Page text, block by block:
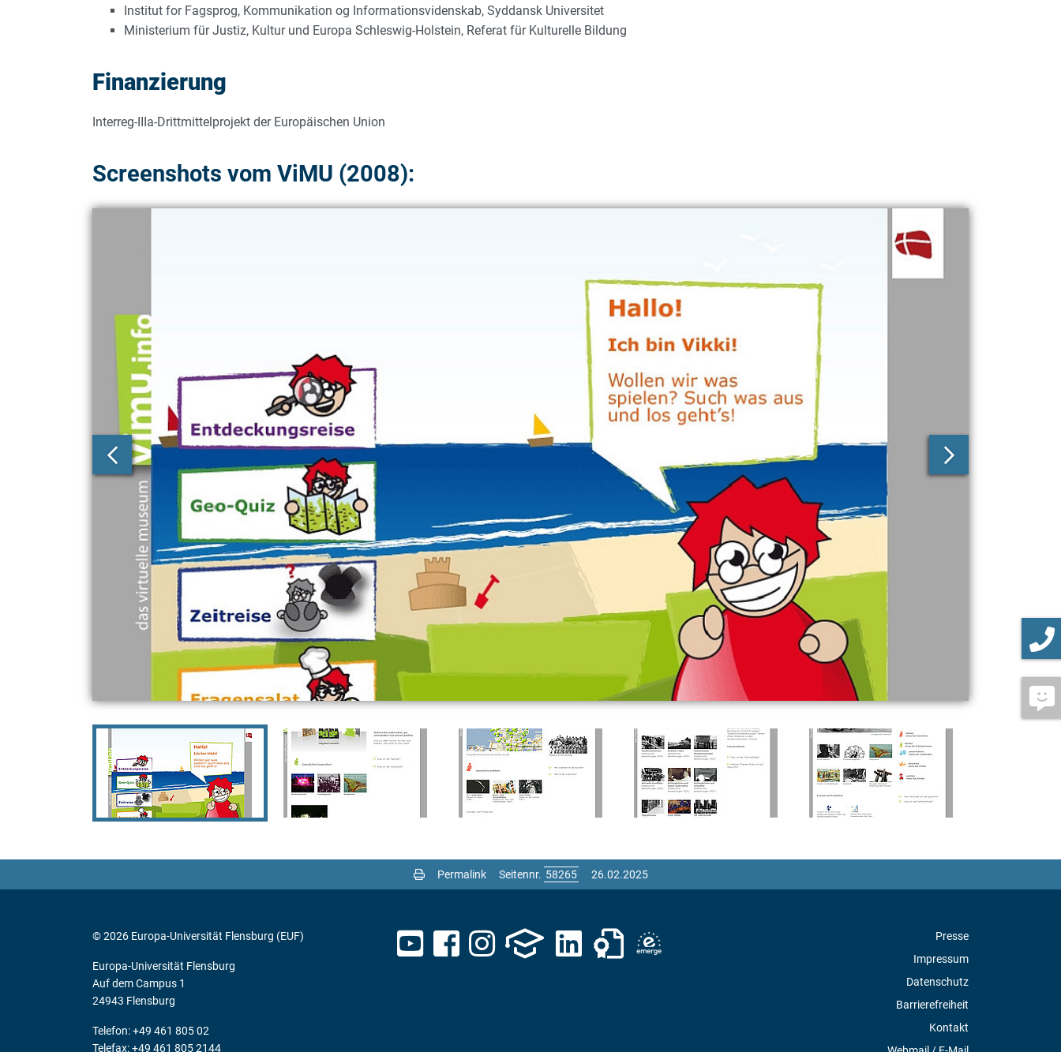
Institut for Fagsprog, Kommunikation og Informationsvidenskab, Syddansk Universitet
Ministerium für Justiz, Kultur und Europa Schleswig-Holstein, Referat für Kulturelle Bildung
Finanzierung
Interreg-IIIa-Drittmittelprojekt der Europäischen Union
Screenshots vom ViMU (2008):
Permalink Seitennr. 26.02.2025
Presse
Impressum
Datenschutz
Barrierefreiheit
Kontakt
© 2026 Europa-Universität Flensburg (EUF)
Europa-Universität Flensburg
Auf dem Campus 1
24943 Flensburg
Telefon: +49 461 805 02
Telefax: +49 461 805 2144